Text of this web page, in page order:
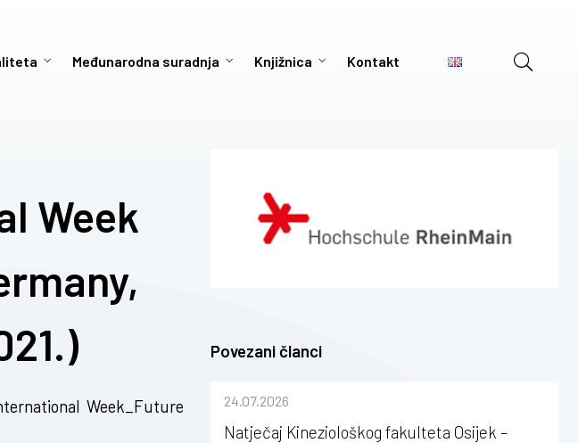
Međunarodna suradnja Knjižnica Kontakt
Week
Week_Future
Povezani članci
24.07.2026
Natječaj Kineziološkog fakulteta Osijek –